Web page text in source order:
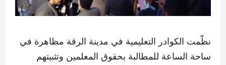
نظّمت الكوادر التعليمية في مدينة الرقة مظاهرة في
ساحة الساعة للمطالبة بحقوق المعلمين وتثبيتهم